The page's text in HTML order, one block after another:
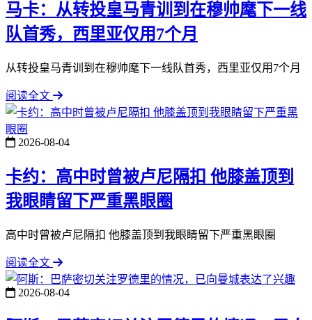
马卡：从转投皇马青训到在穆帅麾下一线
队首秀，西里亚仅用7个月
从转投皇马青训到在穆帅麾下一线队首秀，西里亚仅用7个月
阅读全文
2026-08-04
卡约：高中时曾被卢尼隔扣 他膝盖顶到
我眼睛留下严重黑眼圈
高中时曾被卢尼隔扣 他膝盖顶到我眼睛留下严重黑眼圈
阅读全文
2026-08-04